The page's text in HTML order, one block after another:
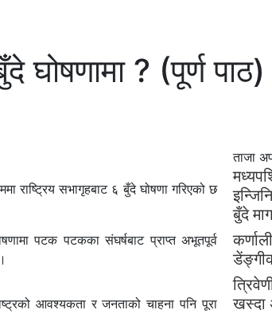
? (पूर्ण पाठ)
राष्ट्रिय सभागृहबाट ६ बुँदे घोषणा गरिएको छ
पटक पटकका संघर्षबाट प्राप्त अभूतपूर्व
आवश्यकता र जनताको चाहना पनि पूरा
ताजा
बुँदे माग
खस्दा